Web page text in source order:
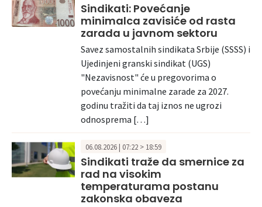
Sindikati: Povećanje
minimalca zavisiće od rasta
zarada u javnom sektoru
Savez samostalnih sindikata Srbije (SSSS) i
Ujedinjeni granski sindikat (UGS)
"Nezavisnost" će u pregovorima o
povećanju minimalne zarade za 2027.
godinu tražiti da taj iznos ne ugrozi
odnosprema […]
06.08.2026 | 07:22 > 18:59
Sindikati traže da smernice za
rad na visokim
temperaturama postanu
zakonska obaveza